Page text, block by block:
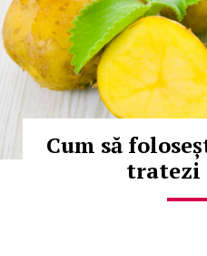
Cum să
tratezi